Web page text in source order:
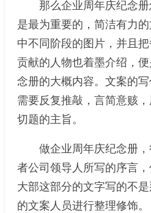
那么企业周年庆纪念册
是最为重要的，简洁有力
中不同阶段的图片，并且
贡献的人物也着墨介绍，
念册的大概内容。文案的写
需要反复推敲，言简意赅
切题的主旨。
做企业周年庆纪念册，
者公司领导人所写的序言，
大部这部分的文字写的不
的文案人员进行整理修饰。